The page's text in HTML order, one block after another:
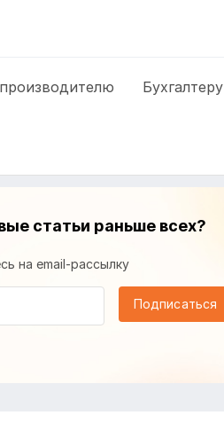
Бухгалтеру
статьи раньше всех?
на email-рассылку
Подписаться